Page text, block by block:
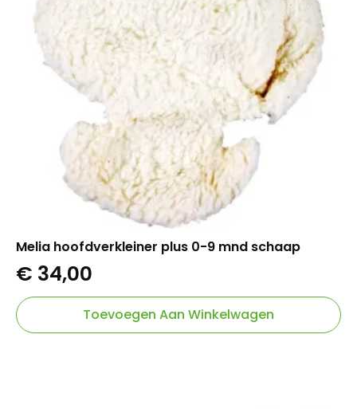
Melia hoofdverkleiner plus 0-9 mnd schaap
€ 34,00
Toevoegen Aan Winkelwagen